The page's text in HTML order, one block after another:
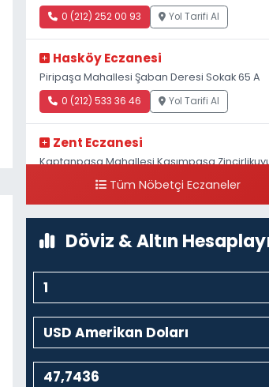
0 (212) 252 00 93 Yol Tarifi Al
Hasköy Eczanesi
Piripaşa Mahallesi Şaban Deresi Sokak 65 A
0 (212) 533 36 46 Yol Tarifi Al
Zent Eczanesi
Kaptanpaşa Mahallesi Kasımpaşa
Tüm Nöbetçi Eczaneler
Döviz & Altın